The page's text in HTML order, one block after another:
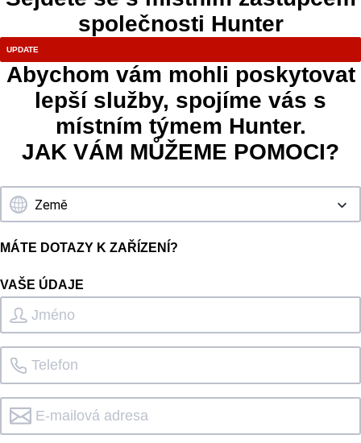
společnosti Hunter
Abychom vám mohli poskytovat
lepší služby, spojíme vás s
místním týmem Hunter.
JAK VÁM MŮŽEME POMOCI?
MÁTE DOTAZY K ZAŘÍZENÍ?
VAŠE ÚDAJE